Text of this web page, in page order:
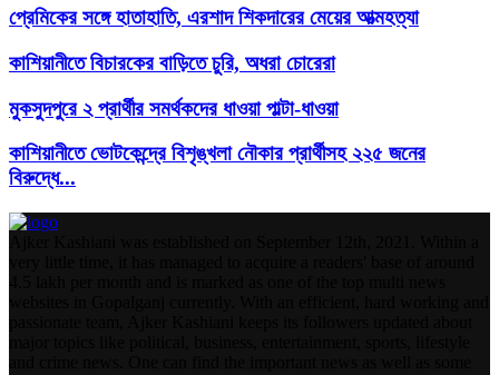
প্রেমিকের সঙ্গে হাতাহাতি, এরশাদ শিকদারের মেয়ের আত্মহত্যা
কাশিয়ানীতে বিচারকের বাড়িতে চুরি, অধরা চোরেরা
মুকসুদপুরে ২ প্রার্থীর সমর্থকদের ধাওয়া পাল্টা-ধাওয়া
কাশিয়ানীতে ভোটকেন্দ্রে বিশৃঙ্খলা নৌকার প্রার্থীসহ ২২৫ জনের
বিরুদ্ধে...